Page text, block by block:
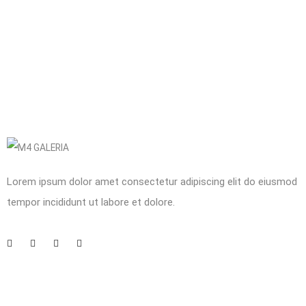
Lorem ipsum dolor amet consectetur adipiscing elit do eiusmod
tempor incididunt ut labore et dolore.